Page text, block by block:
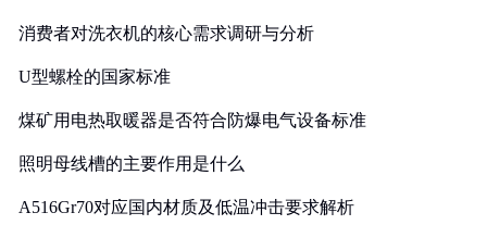
消费者对洗衣机的核心需求调研与分析
U型螺栓的国家标准
煤矿用电热取暖器是否符合防爆电气设备标准
照明母线槽的主要作用是什么
A516Gr70对应国内材质及低温冲击要求解析